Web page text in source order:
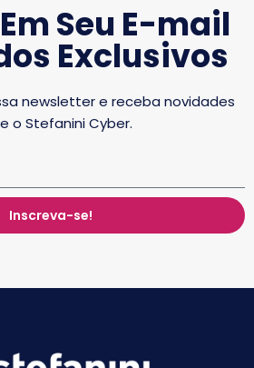
Seu E-mail
Exclusivos
newsletter e receba novidades
o Stefanini Cyber.
Inscreva-se!